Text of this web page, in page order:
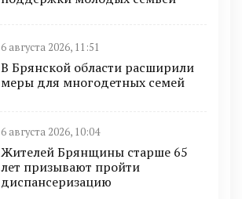
6 августа 2026, 11:51
В Брянской области расширили
меры для многодетных семей
6 августа 2026, 10:04
Жителей Брянщины старше 65
лет призывают пройти
диспансеризацию